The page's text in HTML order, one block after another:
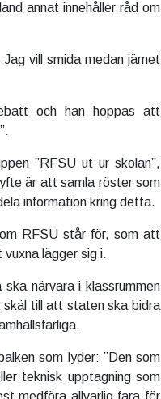
annat innehåller råd om
vill smida medan järnet
och han hoppas att
”RFSU ut ur skolan”,
är att samla röster som
information kring detta.
RFSU står för, som att
lägger sig i.
närvara i klassrummen
skäl till att staten ska bidra
som lyder: ”Den som
teknisk upptagning som